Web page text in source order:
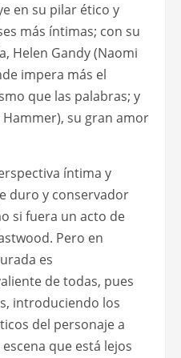
en su pilar ético y
más íntimas; con su
Helen Gandy (Naomi
impera más el
que las palabras; y
su gran amor
íntima y
duro y conservador
si fuera un acto de
Pero en
es
de todas, pues
introduciendo los
del personaje a
que está lejos